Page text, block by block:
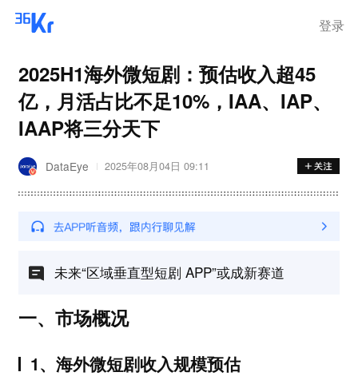
登录
2025H1海外微短剧：预估收入超45
亿，月活占比不足10%，IAA、IAP、
IAAP将三分天下
DataEye 2025年08月04日 09:11
未来“区域垂直型短剧 APP”或成新赛道
一、市场概况
1、海外微短剧收入规模预估